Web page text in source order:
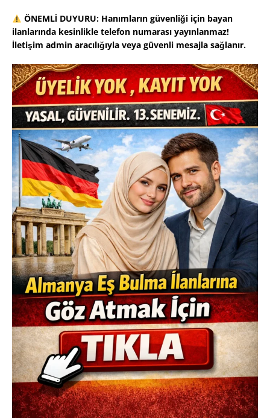
ÖNEMLİ DUYURU: Hanımların güvenliği için bayan
ilanlarında kesinlikle telefon numarası yayınlanmaz!
İletişim admin aracılığıyla veya güvenli mesajla sağlanır.